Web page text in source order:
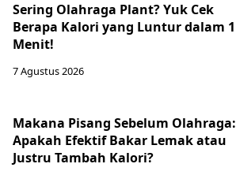
Sering Olahraga Plant? Yuk Cek
Berapa Kalori yang Luntur dalam 1
Menit!
7 Agustus 2026
Makana Pisang Sebelum Olahraga:
Apakah Efektif Bakar Lemak atau
Justru Tambah Kalori?